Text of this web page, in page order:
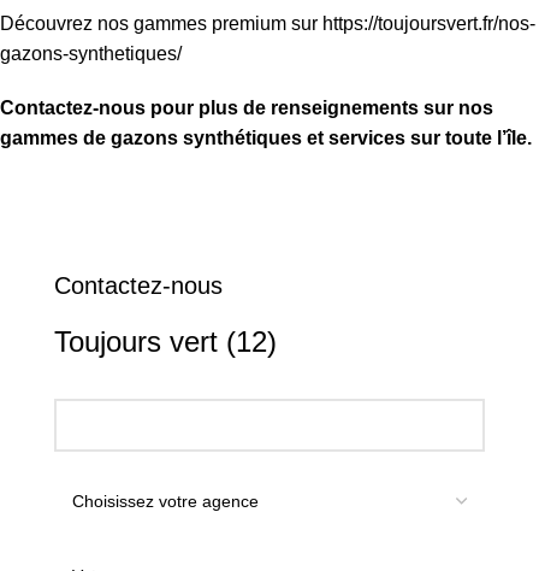
Découvrez nos gammes premium sur https://toujoursvert.fr/nos-
gazons-synthetiques/
Contactez-nous pour plus de renseignements sur nos
gammes de gazons synthétiques et services sur toute l’île.
Contactez-nous
Toujours vert (12)